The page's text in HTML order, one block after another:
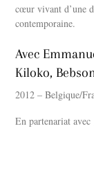
cœur vivant d’une
contemporaine.
Avec
Kiloko,
2012 – Belgique/
En partenariat avec